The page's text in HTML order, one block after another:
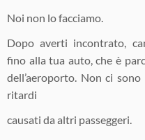
Noi non lo facciamo.
Dopo averti incontrato,
fino alla tua auto, che è
dell’aeroporto. Non ci
ritardi
causati da altri passeggeri.